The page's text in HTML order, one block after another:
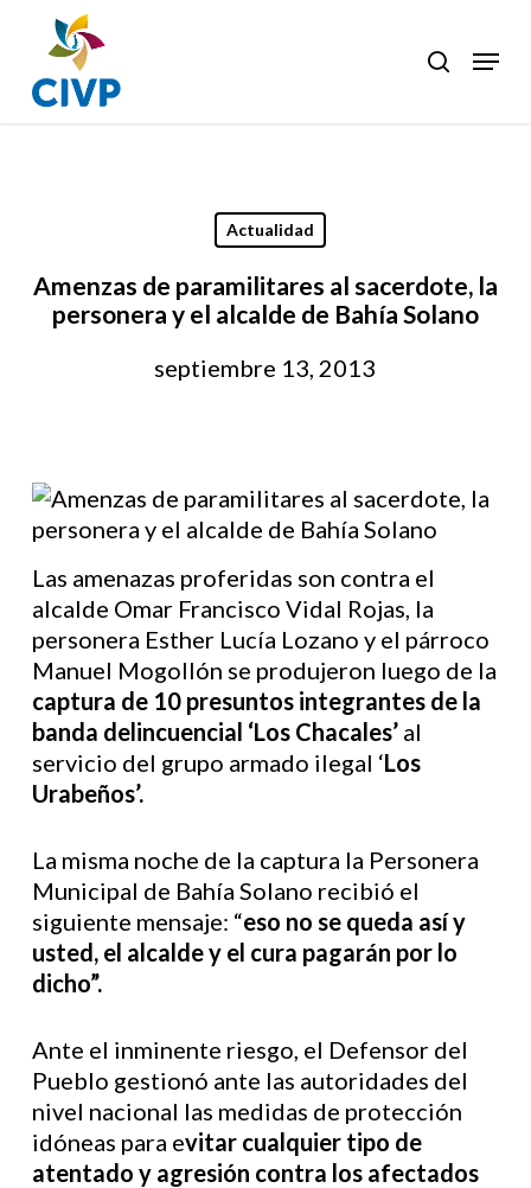
main
content
search
Menu
Actualidad
Amenzas de paramilitares al sacerdote, la
personera y el alcalde de Bahía Solano
septiembre 13, 2013
Las amenazas proferidas son contra el
alcalde Omar Francisco Vidal Rojas, la
personera Esther Lucía Lozano y el párroco
Manuel Mogollón se produjeron luego de la
captura de 10 presuntos integrantes de la
banda delincuencial ‘Los Chacales’ al
servicio del grupo armado ilegal ‘Los
Urabeños’.
La misma noche de la captura la Personera
Municipal de Bahía Solano recibió el
siguiente mensaje: “eso no se queda así y
usted, el alcalde y el cura pagarán por lo
dicho”.
Ante el inminente riesgo, el Defensor del
Pueblo gestionó ante las autoridades del
nivel nacional las medidas de protección
idóneas para evitar cualquier tipo de
atentado y agresión contra los afectados
Close